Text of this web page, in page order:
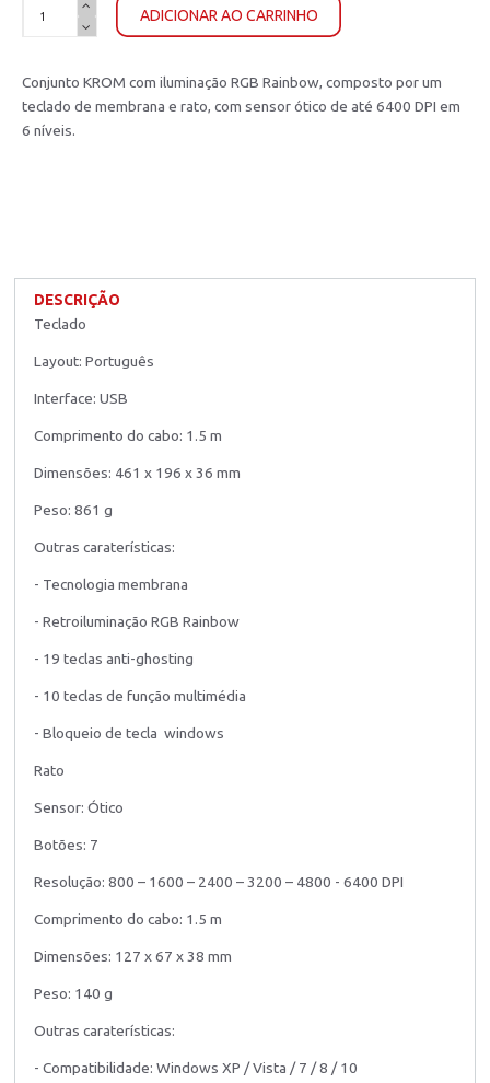
ADICIONAR AO CARRINHO
Conjunto KROM com iluminação RGB Rainbow, composto por um
teclado de membrana e rato, com sensor ótico de até 6400 DPI em
6 níveis.
DESCRIÇÃO
Teclado
Layout: Português
Interface: USB
Comprimento do cabo: 1.5 m
Dimensões: 461 x 196 x 36 mm
Peso: 861 g
Outras caraterísticas:
- Tecnologia membrana
- Retroiluminação RGB Rainbow
- 19 teclas anti-ghosting
- 10 teclas de função multimédia
- Bloqueio de tecla windows
Rato
Sensor: Ótico
Botões: 7
Resolução: 800 – 1600 – 2400 – 3200 – 4800 - 6400 DPI
Comprimento do cabo: 1.5 m
Dimensões: 127 x 67 x 38 mm
Peso: 140 g
Outras caraterísticas:
- Compatibilidade: Windows XP / Vista / 7 / 8 / 10